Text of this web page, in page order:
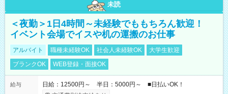
未読
＜夜勤＞1日4時間～未経験でももちろん歓迎！
イベント会場でイスや机の運搬のお仕事
アルバイト 職種未経験OK 社会人未経験OK
大学生歓迎
ブランクOK
WEB登録・面接OK
給与
日給：12500円～ 半日：5000円～ ■日払いOK！